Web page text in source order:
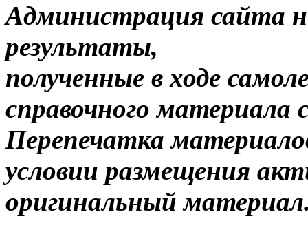
Администрация сайта
результаты,
полученные в ходе
справочного материала
Перепечатка
условии размещения
оригинальный